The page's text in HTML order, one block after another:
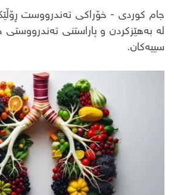
جام کوردی - خۆراکی تەندرووست
لە بەهێزکردن و پاراستنی تەندرووستی
سییەکان.